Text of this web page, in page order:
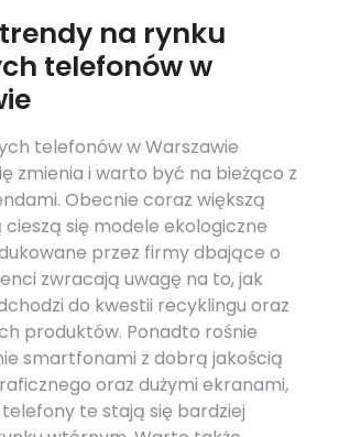
na rynku
telefonów w
telefonów w Warszawie
zmienia i warto być na bieżąco z
Obecnie coraz większą
się modele ekologiczne
przez firmy dbające o
zwracają uwagę na to, jak
do kwestii recyklingu oraz
produktów. Ponadto rośnie
smartfonami z dobrą jakością
oraz dużymi ekranami,
te stają się bardziej